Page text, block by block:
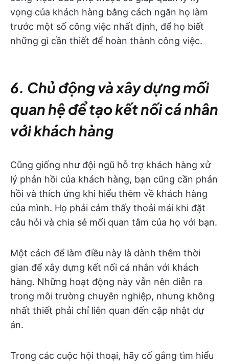
vọng của khách hàng bằng cách ngăn họ làm
trước một số công việc nhất định, để họ biết
những gì cần thiết để hoàn thành công việc.
6. Chủ động và xây dựng mối
quan hệ để tạo kết nối cá nhân
với khách hàng
Cũng giống như đội ngũ hỗ trợ khách hàng xử
lý phản hồi của khách hàng, bạn cũng cần phản
hồi và thích ứng khi hiểu thêm về khách hàng
của mình. Họ phải cảm thấy thoải mái khi đặt
câu hỏi và chia sẻ mối quan tâm của họ với bạn.
Một cách để làm điều này là dành thêm thời
gian để xây dựng kết nối cá nhân với khách
hàng. Những hoạt động này vẫn nên diễn ra
trong môi trường chuyên nghiệp, nhưng không
nhất thiết phải chỉ liên quan đến cập nhật dự
án.
Trong các cuộc hội thoại, hãy cố gắng tìm hiểu